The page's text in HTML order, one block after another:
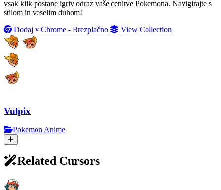
vsak klik postane igriv odraz vaše cenitve Pokemona. Navigirajte s
stilom in veselim duhom!
Dodaj v Chrome - Brezplačno
View Collection
Vulpix
Pokemon Anime
Related Cursors